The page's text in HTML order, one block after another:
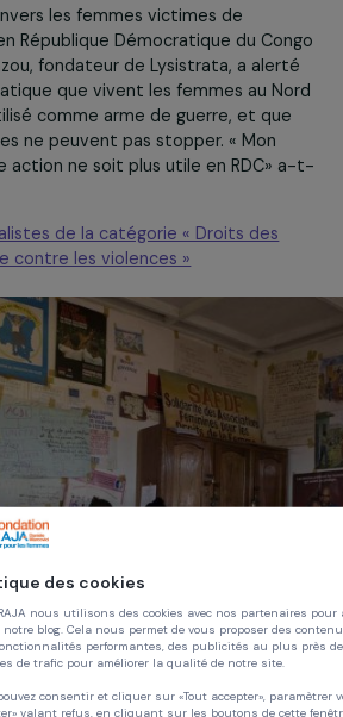
des femmes et Lutte contre les
à l’Association Lysistrata, pour son
envers les femmes victimes de
fondateur de Lysistrata, a
que vivent les femmes au
utilisé comme arme de guerre, et
ne peuvent pas stopper. « Mon
action ne soit plus utile en RDC»
finalistes de la catégorie « Droits des
contre les violences »